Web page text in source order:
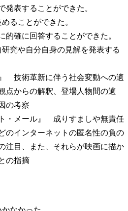
発表することができた。
ることができた。
的確に回答することができた。
究や自分自身の見解を発表する
』 技術革新に伴う社会変動への適
点からの解釈、登場人物間の適
の考察
ト・メール』 成りすましや無責任
のインターネットの匿名性の負の
注目、また、それらが映画に描か
の指摘